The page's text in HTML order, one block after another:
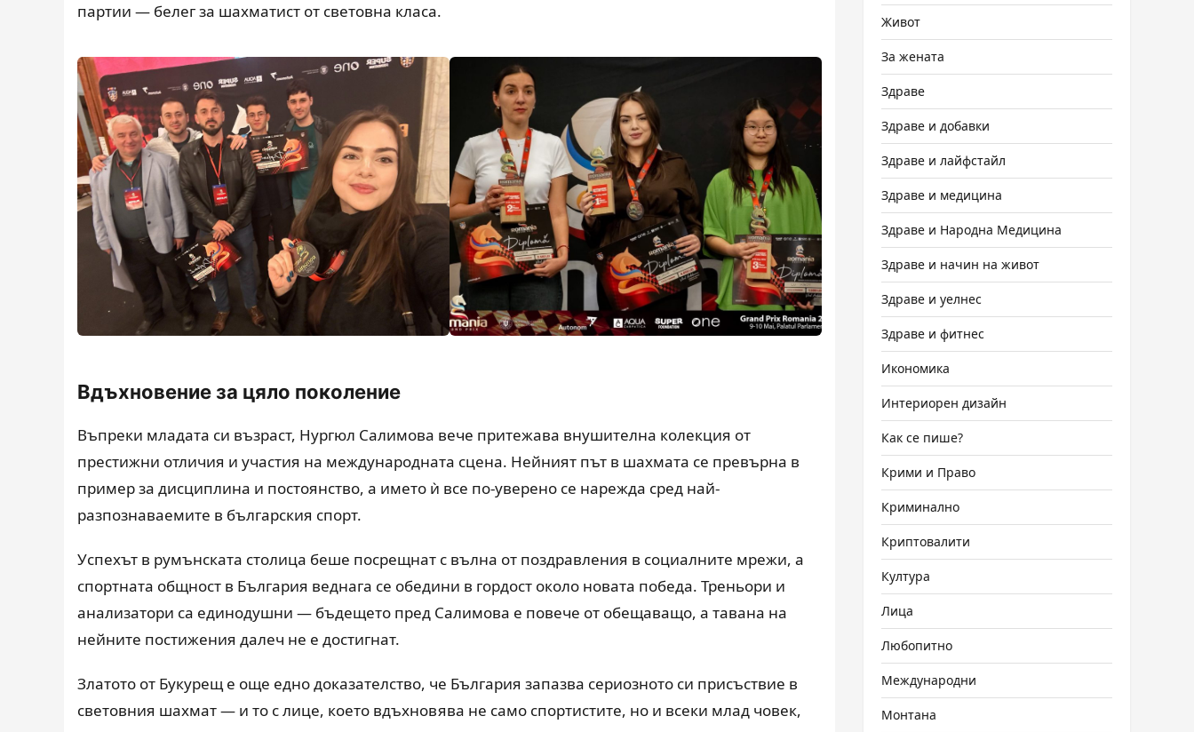
партии — белег за шахматист от световна класа.
Вдъхновение за цяло поколение
Въпреки младата си възраст, Нургюл Салимова вече притежава внушителна колекция от
престижни отличия и участия на международната сцена. Нейният път в шахмата се превърна в
пример за дисциплина и постоянство, а името ѝ все по-уверено се нарежда сред най-
разпознаваемите в българския спорт.
Успехът в румънската столица беше посрещнат с вълна от поздравления в социалните мрежи, а
спортната общност в България веднага се обедини в гордост около новата победа. Треньори и
анализатори са единодушни — бъдещето пред Салимова е повече от обещаващо, а тавана на
нейните постижения далеч не е достигнат.
Златото от Букурещ е още едно доказателство, че България запазва сериозното си присъствие в
световния шахмат — и то с лице, което вдъхновява не само спортистите, но и всеки млад човек,
Живот
За жената
Здраве
Здраве и добавки
Здраве и лайфстайл
Здраве и медицина
Здраве и Народна Медицина
Здраве и начин на живот
Здраве и уелнес
Здраве и фитнес
Икономика
Интериорен дизайн
Как се пише?
Крими и Право
Криминално
Криптовалити
Култура
Лица
Любопитно
Международни
Монтана